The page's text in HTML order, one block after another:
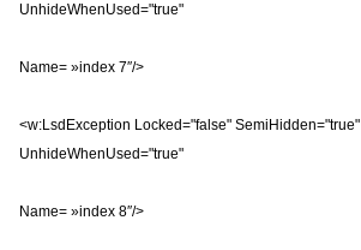
UnhideWhenUsed="true"
Name= »index 7″/>
<w:LsdException Locked="false" SemiHidden="true"
UnhideWhenUsed="true"
Name= »index 8″/>